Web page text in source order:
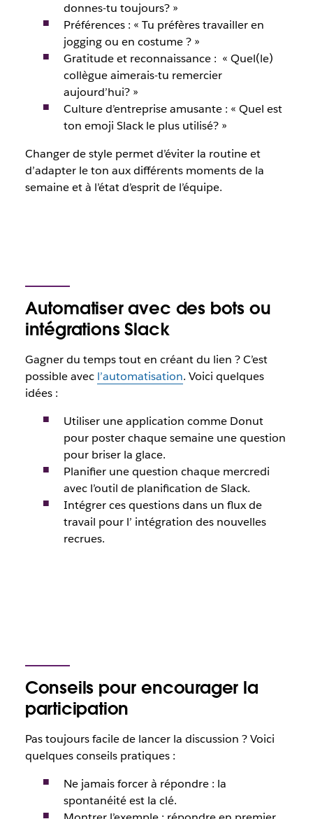
donnes-tu toujours? »
Préférences : « Tu préfèrestravailler en
jogging ou en costume ? »
Gratitude et reconnaissance : « Quel(le)
collègue aimerais-tu remercier
aujourd’hui? »
Culture d’entreprise amusante : « Quel est
ton emoji Slack le plus utilisé? »
Changer de style permet d’éviter la routine et
d’adapter le ton aux différents moments de la
semaine et à l’état d’esprit de l’équipe.
Automatiser avec des bots ou
intégrations Slack
Gagner du temps tout en créant du lien ? C’est
possible avec l’automatisation. Voici quelques
idées :
Utiliser une application comme Donut
pour poster chaque semaine une question
pour briser la glace.
Planifier une question chaque mercredi
avec l’outil de planification de Slack.
Intégrer ces questions dans un flux de
travail pour l’ intégration des nouvelles
recrues.
Conseils pour encourager la
participation
Pas toujours facile de lancer la discussion ? Voici
quelques conseils pratiques :
Ne jamais forcer à répondre : la
spontanéité est la clé.